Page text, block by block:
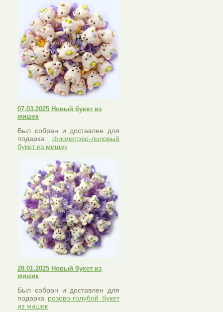
07.03.2025 Новый букет из
мишек
Был собран и доставлен для
подарка фиолетово-лиловый
букет из мишек
28.01.2025 Новый букет из
мишек
Был собран и доставлен для
подарка розово-голубой букет
из мишек